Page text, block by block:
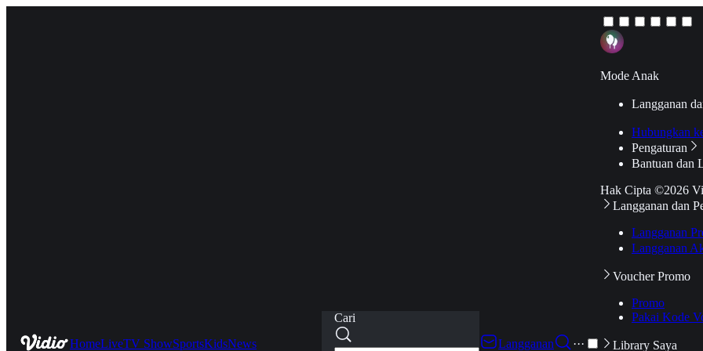
HomeLiveTV ShowSportsKidsNews
Cari
Langganan
···
Mode Anak
Langganan
Hubungkan
Pengaturan
Bantuan dan
Hak Cipta ©2026
Langganan dan
Langganan
Langganan
Voucher Promo
Promo
Pakai Kode
Library Saya